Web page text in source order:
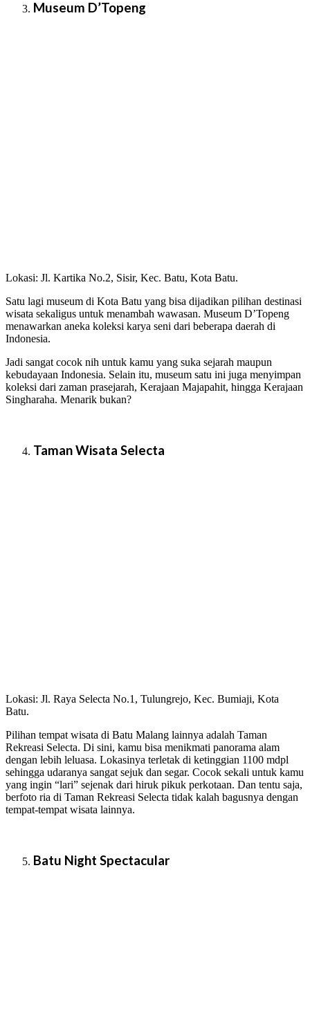
Museum D’Topeng
Lokasi: Jl. Kartika No.2, Sisir, Kec. Batu, Kota Batu.
Satu lagi museum di Kota Batu yang bisa dijadikan pilihan destinasi
wisata sekaligus untuk menambah wawasan. Museum D’Topeng
menawarkan aneka koleksi karya seni dari beberapa daerah di
Indonesia.
Jadi sangat cocok nih untuk kamu yang suka sejarah maupun
kebudayaan Indonesia. Selain itu, museum satu ini juga menyimpan
koleksi dari zaman prasejarah, Kerajaan Majapahit, hingga Kerajaan
Singharaha. Menarik bukan?
Taman Wisata Selecta
Lokasi: Jl. Raya Selecta No.1, Tulungrejo, Kec. Bumiaji, Kota
Batu.
Pilihan tempat wisata di Batu Malang lainnya adalah Taman
Rekreasi Selecta. Di sini, kamu bisa menikmati panorama alam
dengan lebih leluasa. Lokasinya terletak di ketinggian 1100 mdpl
sehingga udaranya sangat sejuk dan segar. Cocok sekali untuk kamu
yang ingin “lari” sejenak dari hiruk pikuk perkotaan. Dan tentu saja,
berfoto ria di Taman Rekreasi Selecta tidak kalah bagusnya dengan
tempat-tempat wisata lainnya.
Batu Night Spectacular